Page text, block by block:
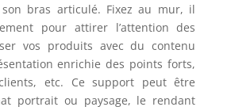
bras articulé. Fixez au mur, il
pour attirer l’attention des
vos produits avec du contenu
enrichie des points forts,
etc. Ce support peut être
portrait ou paysage, le rendant